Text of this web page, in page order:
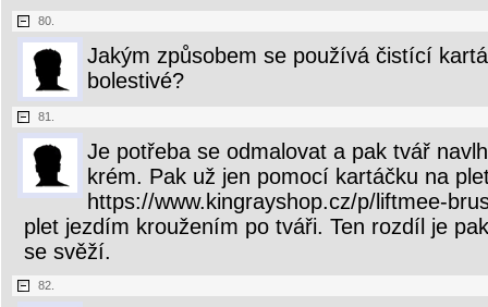
80.
Jakým způsobem se používá čistící
bolestivé?
81.
Je potřeba se odmalovat a pak tvář
krém. Pak už jen pomocí kartáčku na
https://www.kingrayshop.cz/p/liftmee-
plet jezdím kroužením po tváři. Ten rozdíl je
se svěží.
82.